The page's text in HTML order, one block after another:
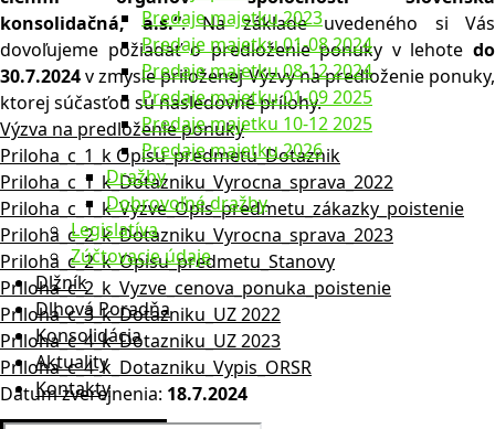
Predaje majetku 2023
Predaje majetku 01-08 2024
Predaje majetku 08-12 2024
Predaje majetku 01-09 2025
Predaje majetku 10-12 2025
Predaje majetku 2026
Dražby
Dobrovoľné dražby
Legislatíva
Zúčtovacie údaje
Dlžník
Dlhová Poradňa
Konsolidácia
Aktuality
Kontakty
konsolidačná,
a.s.“. Na základe uvedeného si Vás
dovoľujeme požiadať o predloženie ponuky v lehote do
30.7.2024v zmysle priloženej Výzvy na predloženie ponuky,
ktorej súčasťou sú nasledovné prílohy.
Výzva na predloženie ponuky
Priloha_c_1_k Opisu_predmetu_Dotaznik
Priloha_c_1_k_Dotazniku_Vyrocna_sprava_2022
Priloha_c_1_k_Vyzve_Opis_predmetu_zákazky_poistenie
Priloha_c_2_k_Dotazniku_Vyrocna_sprava_2023
Priloha_c_2_k_Opisu_predmetu_Stanovy
Priloha_c_2_k_Vyzve_cenova_ponuka_poistenie
Priloha_c_3_k_Dotazniku_UZ 2022
Priloha_c_4_k_Dotazniku_UZ 2023
Priloha_c_4_k_Dotazniku_Vypis_ORSR
Dátum zverejnenia: 18.7.2024